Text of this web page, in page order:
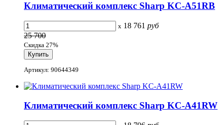
Климатический комплекс Sharp KC-A51RB
x 18 761 руб
25 700
Скидка 27%
Артикул: 90644349
Климатический комплекс Sharp KC-A41RW